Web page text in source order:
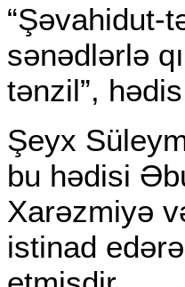
“Şəvahidut-
sənədlərlə
tənzil”,
Şeyx
bu hədisi
Xarəzmiyə
istinad